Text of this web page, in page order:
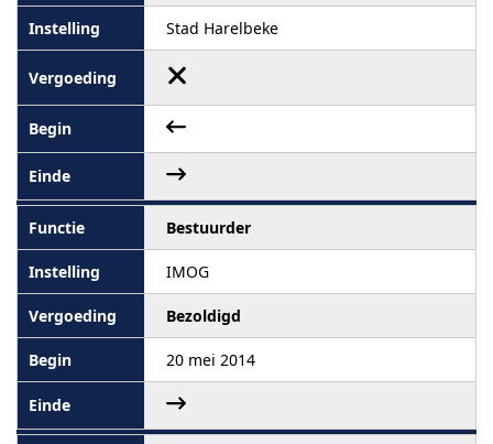
Stad Harelbeke
Bestuurder
IMOG
Bezoldigd
20 mei 2014